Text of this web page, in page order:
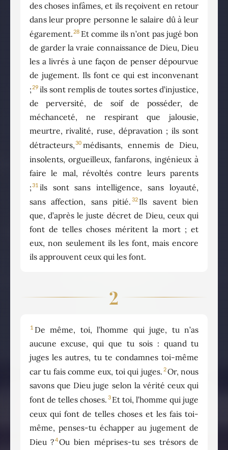
des choses infâmes, et ils reçoivent en retour
dans leur propre personne le salaire dû à leur
égarement.28 Et comme ils n’ont pas jugé bon
de garder la vraie connaissance de Dieu, Dieu
les a livrés à une façon de penser dépourvue
de jugement. Ils font ce qui est inconvenant
;29 ils sont remplis de toutes sortes d’injustice,
de perversité, de soif de posséder, de
méchanceté, ne respirant que jalousie,
meurtre, rivalité, ruse, dépravation ; ils sont
détracteurs,30 médisants, ennemis de Dieu,
insolents, orgueilleux, fanfarons, ingénieux à
faire le mal, révoltés contre leurs parents
; 31 ils sont sans intelligence, sans loyauté,
sans affection, sans pitié. 32 Ils savent bien
que, d’après le juste décret de Dieu, ceux qui
font de telles choses méritent la mort ; et
eux, non seulement ils les font, mais encore
ils approuvent ceux qui les font.
2
1 De même, toi, l’homme qui juge, tu n’as
aucune excuse, qui que tu sois : quand tu
juges les autres, tu te condamnes toi-même
car tu fais comme eux, toi qui juges. 2Or, nous
savons que Dieu juge selon la vérité ceux qui
font de telles choses. 3 Et toi, l’homme qui juge
ceux qui font de telles choses et les fais toi-
même, penses-tu échapper au jugement de
Dieu ?4Ou bien méprises-tu ses trésors de